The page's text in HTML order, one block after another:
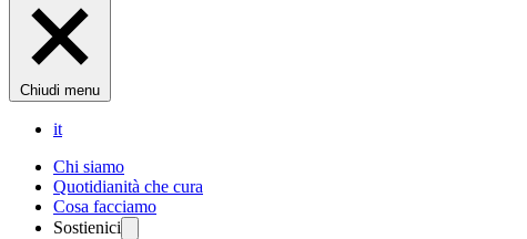
Chiudi menu
it
Chi siamo
Quotidianità che cura
Cosa facciamo
Sostienici